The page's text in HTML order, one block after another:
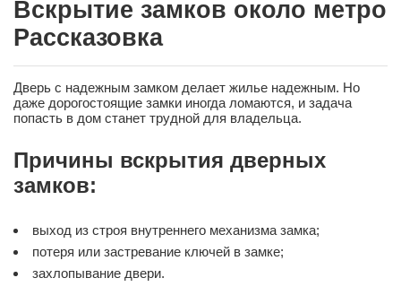
Вскрытие замков около метро
Рассказовка
Дверь с надежным замком делает жилье надежным. Но
даже дорогостоящие замки иногда ломаются, и задача
попасть в дом станет трудной для владельца.
Причины вскрытия дверных
замков:
выход из строя внутреннего механизма замка;
потеря или застревание ключей в замке;
захлопывание двери.